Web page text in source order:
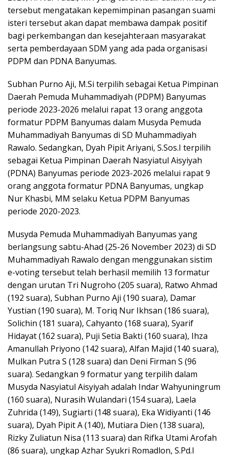
tersebut mengatakan kepemimpinan pasangan suami
isteri tersebut akan dapat membawa dampak positif
bagi perkembangan dan kesejahteraan masyarakat
serta pemberdayaan SDM yang ada pada organisasi
PDPM dan PDNA Banyumas.
Subhan Purno Aji, M.Si terpilih sebagai Ketua Pimpinan
Daerah Pemuda Muhammadiyah (PDPM) Banyumas
periode 2023-2026 melalui rapat 13 orang anggota
formatur PDPM Banyumas dalam Musyda Pemuda
Muhammadiyah Banyumas di SD Muhammadiyah
Rawalo. Sedangkan, Dyah Pipit Ariyani, S.Sos.I terpilih
sebagai Ketua Pimpinan Daerah Nasyiatul Aisyiyah
(PDNA) Banyumas periode 2023-2026 melalui rapat 9
orang anggota formatur PDNA Banyumas, ungkap
Nur Khasbi, MM selaku Ketua PDPM Banyumas
periode 2020-2023.
Musyda Pemuda Muhammadiyah Banyumas yang
berlangsung sabtu-Ahad (25-26 November 2023) di SD
Muhammadiyah Rawalo dengan menggunakan sistim
e-voting tersebut telah berhasil memilih 13 formatur
dengan urutan Tri Nugroho (205 suara), Ratwo Ahmad
(192 suara), Subhan Purno Aji (190 suara), Damar
Yustian (190 suara), M. Toriq Nur Ikhsan (186 suara),
Solichin (181 suara), Cahyanto (168 suara), Syarif
Hidayat (162 suara), Puji Setia Bakti (160 suara), Ihza
Amanullah Priyono (142 suara), Alfan Majid (140 suara),
Mulkan Putra S (128 suara) dan Deni Firman S (96
suara). Sedangkan 9 formatur yang terpilih dalam
Musyda Nasyiatul Aisyiyah adalah Indar Wahyuningrum
(160 suara), Nurasih Wulandari (154 suara), Laela
Zuhrida (149), Sugiarti (148 suara), Eka Widiyanti (146
suara), Dyah Pipit A (140), Mutiara Dien (138 suara),
Rizky Zuliatun Nisa (113 suara) dan Rifka Utami Arofah
(86 suara), ungkap Azhar Syukri Romadlon, S.Pd.I